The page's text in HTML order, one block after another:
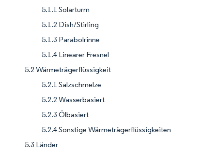
5.1.1 Solarturm
5.1.2 Dish/Stirling
5.1.3 Parabolrinne
5.1.4 Linearer Fresnel
5.2 Wärmeträgerflüssigkeit
5.2.1 Salzschmelze
5.2.2 Wasserbasiert
5.2.3 Ölbasiert
5.2.4 Sonstige Wärmeträgerflüssigkeiten
5.3 Länder